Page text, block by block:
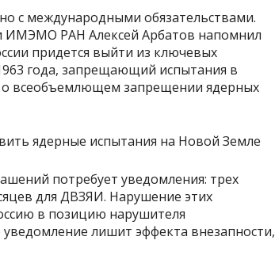
с международными обязательствами.
ИМЭМО РАН Алексей Арбатов напомнил
придется выйти из ключевых
года, запрещающий испытания в
всеобъемлющем запрещении ядерных
потребует уведомления: трех
для ДВЗЯИ. Нарушение этих
в позицию нарушителя
лишит эффекта внезапности,